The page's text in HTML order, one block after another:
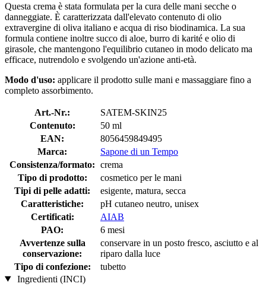
Questa crema è stata formulata per la cura delle mani secche o
danneggiate. È caratterizzata dall'elevato contenuto di olio
extravergine di oliva italiano e acqua di riso biodinamica. La sua
formula contiene inoltre succo di aloe, burro di karité e olio di
girasole, che mantengono l'equilibrio cutaneo in modo delicato ma
efficace, nutrendolo e svolgendo un'azione anti-età.
Modo d'uso: applicare il prodotto sulle mani e massaggiare fino a
completo assorbimento.
Art.-Nr.:
SATEM-SKIN25
Contenuto:
50 ml
EAN:
8056459849495
Marca:
Sapone di un Tempo
Consistenza/formato: crema
Tipo di prodotto:
cosmetico per le mani
Tipi di pelle adatti:
esigente, matura, secca
Caratteristiche:
pH cutaneo neutro, unisex
Certificati:
AIAB
PAO:
6 mesi
Avvertenze sulla
conservazione:
conservare in un posto fresco, asciutto e al
riparo dalla luce
Tipo di confezione:
tubetto
Ingredienti (INCI)